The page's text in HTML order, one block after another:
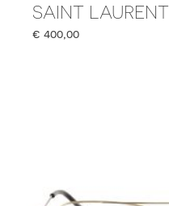
SAINT
€ 400,00